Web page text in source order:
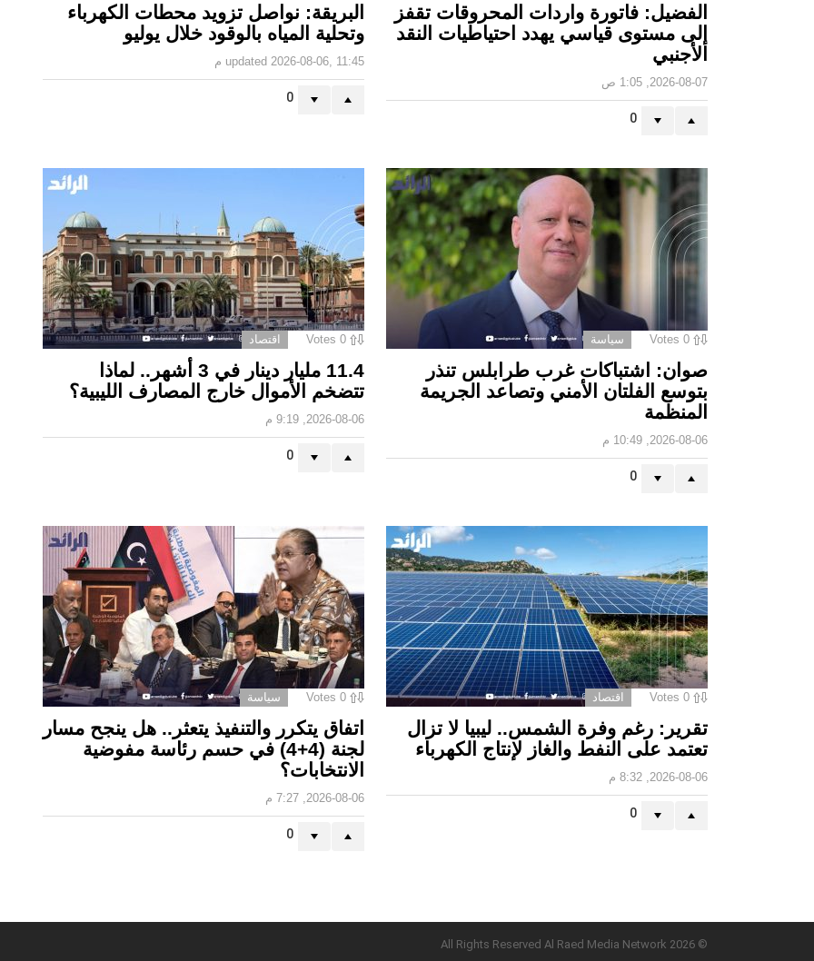
الفضيل: فاتورة واردات المحروقات تقفز
إلى مستوى قياسي يهدد احتياطيات النقد
الأجنبي
2026-08-07, 1:05 ص
0
البريقة: نواصل تزويد محطات الكهرباء
وتحلية المياه بالوقود خلال يوليو
updated 2026-08-06, 11:45 م
0
0
Votes سياسة
صوان: اشتباكات غرب طرابلس تنذر
بتوسع الفلتان الأمني وتصاعد الجريمة
المنظمة
2026-08-06, 10:49 م
0
0
Votes اقتصاد
11.4 مليار دينار في 3 أشهر.. لماذا
تتضخم الأموال خارج المصارف الليبية؟
2026-08-06, 9:19 م
0
0
Votes اقتصاد
تقرير: رغم وفرة الشمس.. ليبيا لا تزال
تعتمد على النفط والغاز لإنتاج الكهرباء
2026-08-06, 8:32 م
0
0
Votes سياسة
اتفاق يتكرر والتنفيذ يتعثر.. هل ينجح مسار
لجنة (4+4) في حسم رئاسة مفوضية
الانتخابات؟
2026-08-06, 7:27 م
0
© 2026 All Rights Reserved Al Raed Media Network